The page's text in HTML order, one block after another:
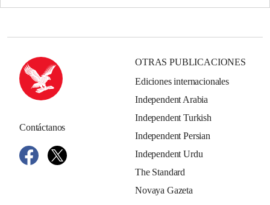
Contáctanos
OTRAS PUBLICACIONES
Ediciones internacionales
Independent Arabia
Independent Turkish
Independent Persian
Independent Urdu
The Standard
Novaya Gazeta